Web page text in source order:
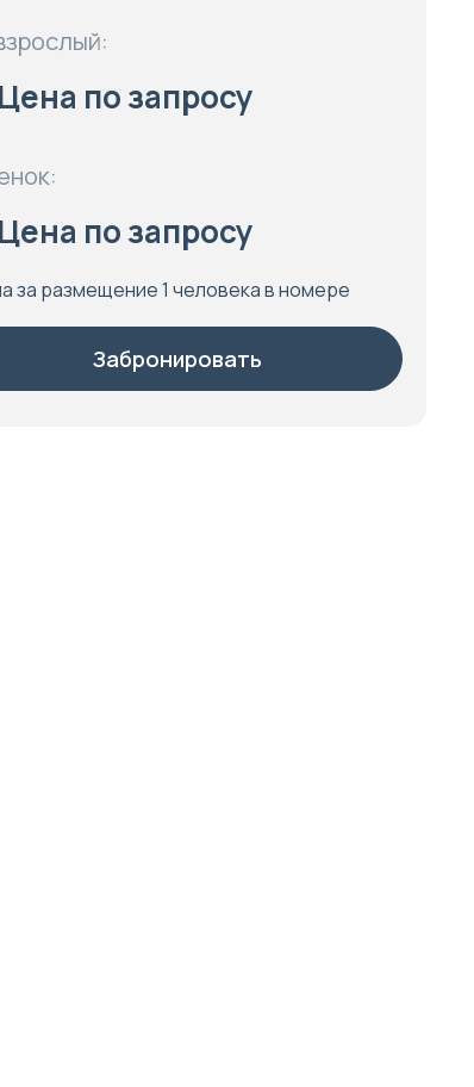
по запросу
по запросу
за размещение 1 человека в номере
Забронировать